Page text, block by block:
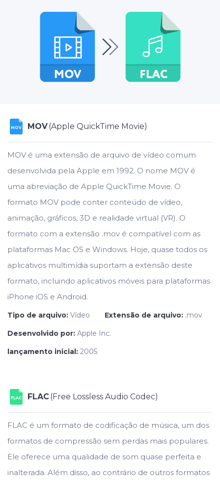
MOV MOV(Apple QuickTime Movie)
MOV é uma extensão de arquivo de vídeo comum
desenvolvida pela Apple em 1992. O nome MOV é
uma abreviação de Apple QuickTime Movie. O
formato MOV pode conter conteúdo de vídeo,
animação, gráficos, 3D e realidade virtual (VR). O
formato com a extensão .mov é compatível com as
plataformas Mac OS e Windows. Hoje, quase todos os
aplicativos multimídia suportam a extensão deste
formato, incluindo aplicativos móveis para plataformas
iPhone iOS e Android.
Tipo de arquivo: Vídeo Extensão de arquivo: .mov
Desenvolvido por: Apple Inc.
lançamento inicial: 2005
FLAC FLAC(Free Lossless Audio Codec)
FLAC é um formato de codificação de música, um dos
formatos de compressão sem perdas mais populares.
Ele oferece uma qualidade de som quase perfeita e
inalterada. Além disso, ao contrário de outros formatos